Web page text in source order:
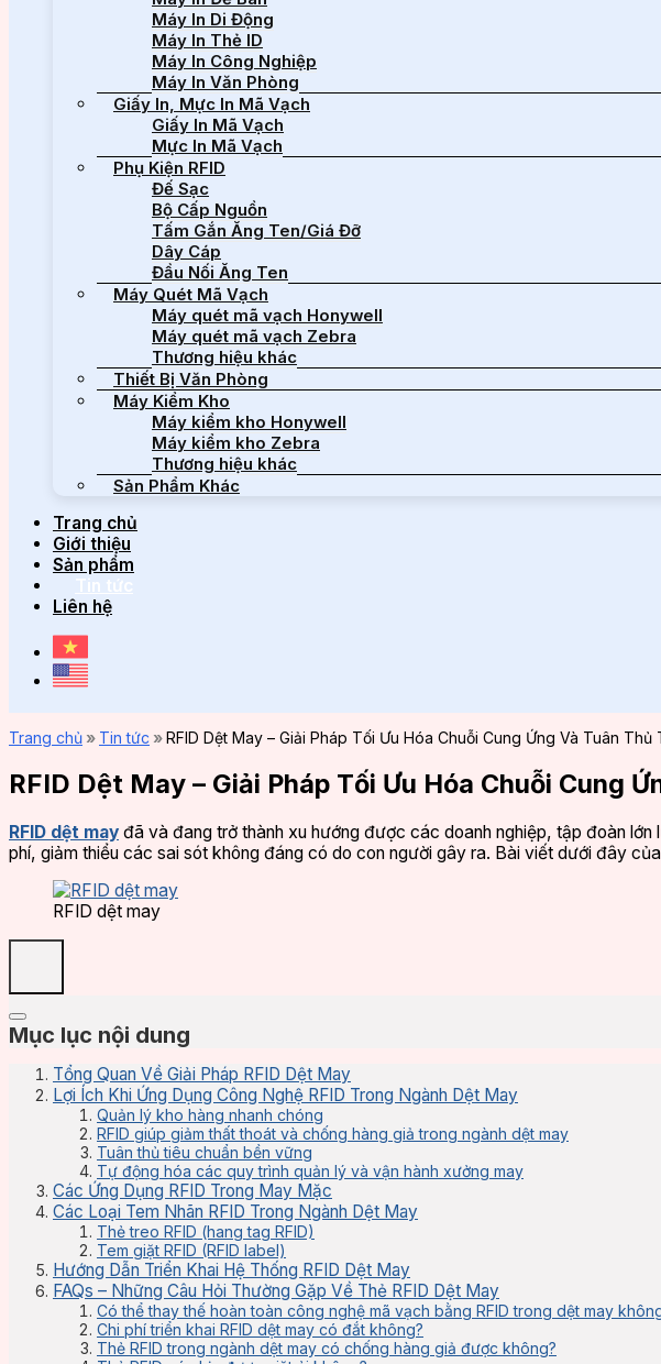
Máy In Di Động
Máy In Thẻ ID
Máy In Công Nghiệp
Máy In Văn Phòng
Giấy In, Mực In Mã Vạch
Giấy In Mã Vạch
Mực In Mã Vạch
Phụ Kiện RFID
Đế Sạc
Bộ Cấp Nguồn
Tấm Gắn Ăng Ten/Giá Đỡ
Dây Cáp
Đầu Nối Ăng Ten
Máy Quét Mã Vạch
Máy quét mã vạch Honywell
Máy quét mã vạch Zebra
Thương hiệu khác
Thiết Bị Văn Phòng
Máy Kiểm Kho
Máy kiểm kho Honywell
Máy kiểm kho Zebra
Thương hiệu khác
Sản Phẩm Khác
Trang chủ
Giới thiệu
Sản phẩm
Tin tức
Liên hệ
Trang chủ » Tin tức »RFID Dệt May – Giải Pháp Tối Ưu Hóa Chuỗi Cung Ứng Và Tuân Thủ
RFID Dệt May – Giải Pháp Tối Ưu Hóa Chuỗi Cung
RFID dệt may đã và đang trở thành xu hướng được các doanh nghiệp, tập đoàn
phí, giảm thiểu các sai sót không đáng có do con người gây ra. Bài viết dưới đây
RFID dệt may
Mục lục nội dung
Tổng Quan Về Giải Pháp RFID Dệt May
Lợi Ích Khi Ứng Dụng Công Nghệ RFID Trong Ngành Dệt May
Quản lý kho hàng nhanh chóng
RFID giúp giảm thất thoát và chống hàng giả trong ngành dệt may
Tuân thủ tiêu chuẩn bền vững
Tự động hóa các quy trình quản lý và vận hành xưởng may
Các Ứng Dụng RFID Trong May Mặc
Các Loại Tem Nhãn RFID Trong Ngành Dệt May
Thẻ treo RFID (hang tag RFID)
Tem giặt RFID (RFID label)
Hướng Dẫn Triển Khai Hệ Thống RFID Dệt May
FAQs – Những Câu Hỏi Thường Gặp Về Thẻ RFID Dệt May
Có thể thay thế hoàn toàn công nghệ mã vạch bằng RFID trong dệt may
Chi phí triển khai RFID dệt may có đắt không?
Thẻ RFID trong ngành dệt may có chống hàng giả được không?